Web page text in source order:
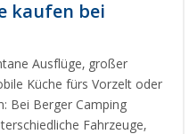
kaufen bei
Ausflüge, großer
Küche fürs Vorzelt oder
Bei Berger Camping
Fahrzeuge,